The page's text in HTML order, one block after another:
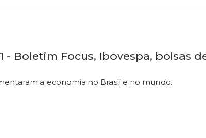
- Boletim Focus, Ibovespa, bolsas
a economia no Brasil e no mundo.